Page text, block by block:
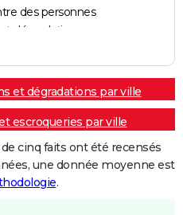
des personnes
dégradations
et dégradations par ville
escroqueries par ville
cinq faits ont été recensés
une donnée moyenne est
.